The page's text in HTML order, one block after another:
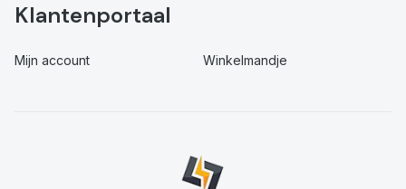
Klantenportaal
Mijn account Winkelmandje